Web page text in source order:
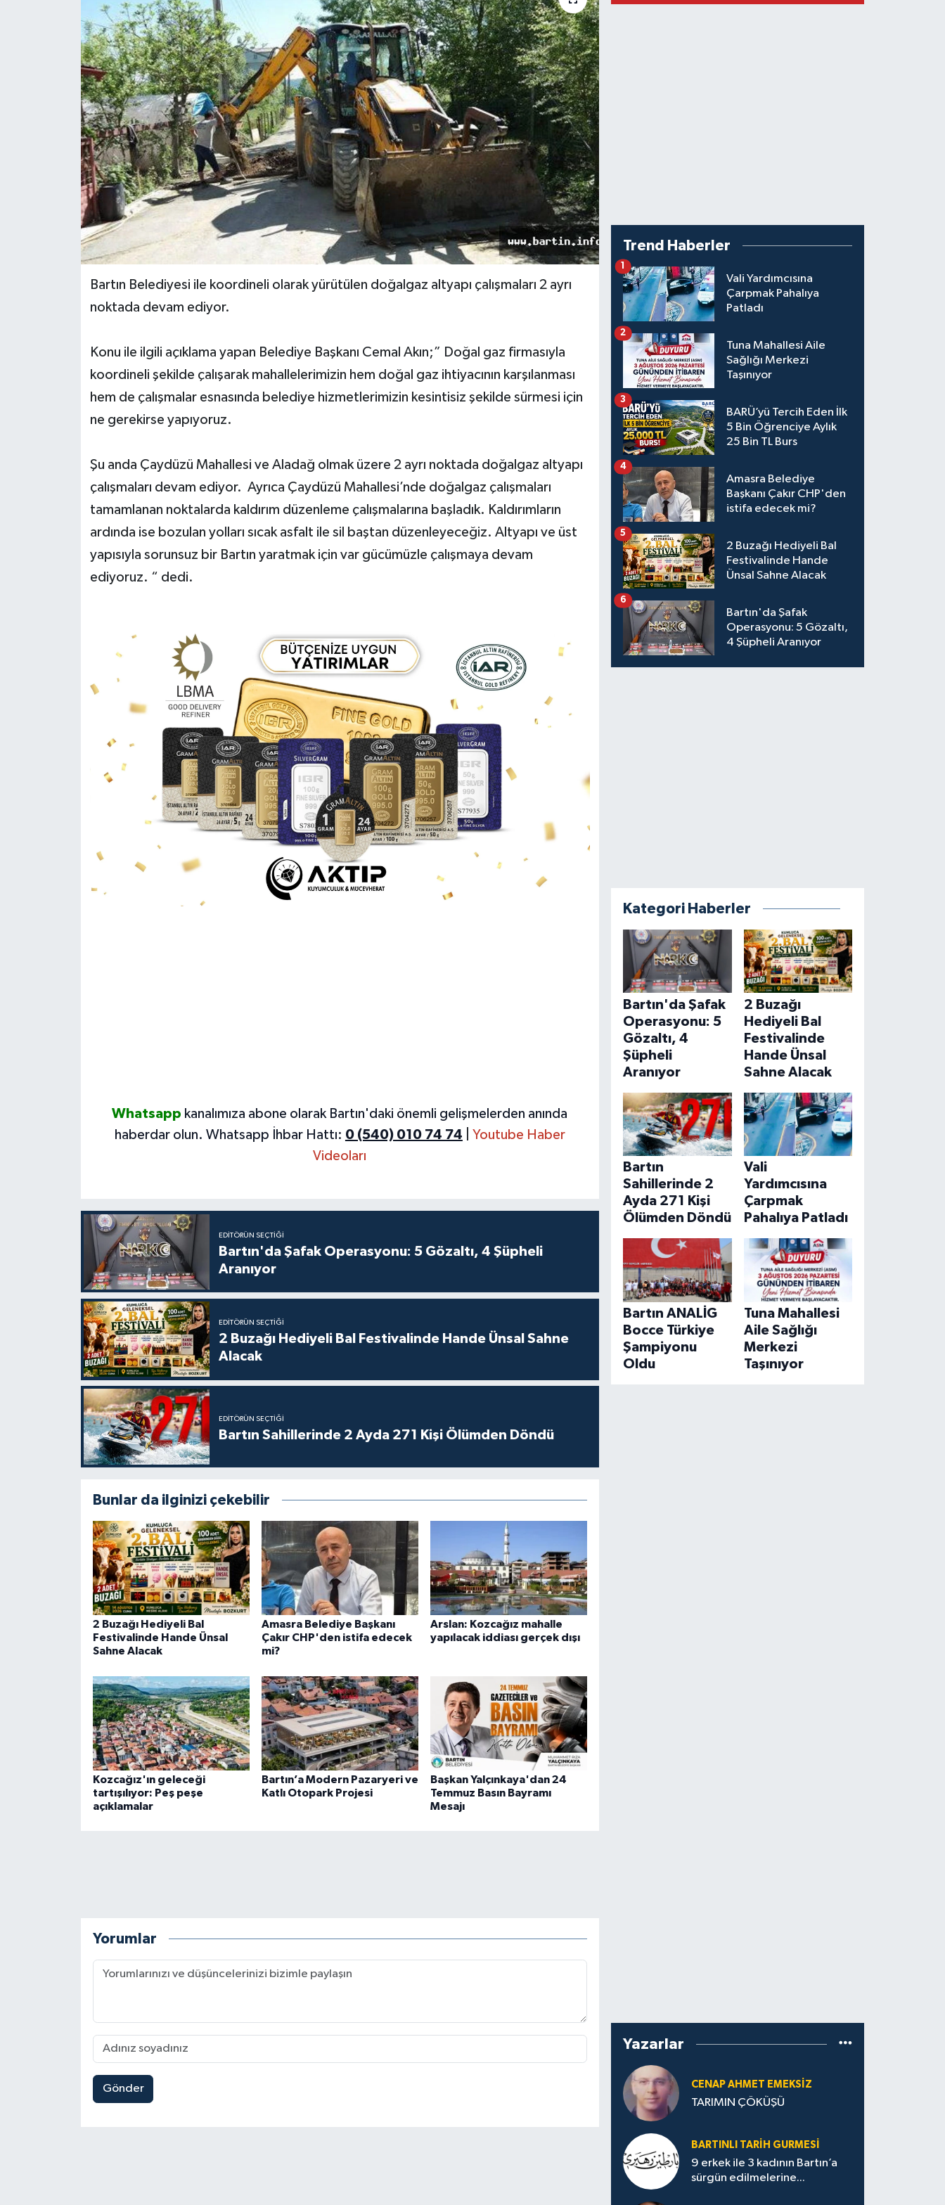
Bartın Belediyesi ile koordineli olarak yürütülen doğalgaz altyapı çalışmaları 2 ayrı
noktada devam ediyor.
Konu ile ilgili açıklama yapan Belediye Başkanı Cemal Akın;” Doğal gaz firmasıyla
koordineli şekilde çalışarak mahallelerimizin hem doğal gaz ihtiyacının karşılanması
hem de çalışmalar esnasında belediye hizmetlerimizin kesintisiz şekilde sürmesi için
ne gerekirse yapıyoruz.
Şu anda Çaydüzü Mahallesi ve Aladağ olmak üzere 2 ayrı noktada doğalgaz altyapı
çalışmaları devam ediyor. Ayrıca Çaydüzü Mahallesi’nde doğalgaz çalışmaları
tamamlanan noktalarda kaldırım düzenleme çalışmalarına başladık. Kaldırımların
ardında ise bozulan yolları sıcak asfalt ile sil baştan düzenleyeceğiz. Altyapı ve üst
yapısıyla sorunsuz bir Bartın yaratmak için var gücümüzle çalışmaya devam
ediyoruz. “ dedi.
Whatsapp kanalımıza abone olarak Bartın'daki önemli gelişmelerden anında
haberdar olun. Whatsapp İhbar Hattı: 0 (540) 010 74 74
Youtube Haber
Videoları
EDITÖRÜN SEÇTIĞI
Bartın'da Şafak Operasyonu: 5 Gözaltı, 4 Şüpheli
Aranıyor
EDITÖRÜN SEÇTIĞI
2 Buzağı Hediyeli Bal Festivalinde Hande Ünsal Sahne
Alacak
EDITÖRÜN SEÇTIĞI
Bartın Sahillerinde 2 Ayda 271 Kişi Ölümden Döndü
Bunlar da ilginizi çekebilir
2 Buzağı Hediyeli Bal
Festivalinde Hande Ünsal
Sahne Alacak
Amasra Belediye Başkanı
Çakır CHP'den istifa edecek
mi?
Arslan: Kozcağız mahalle
yapılacak iddiası gerçek dışı
Kozcağız'ın geleceği
tartışılıyor: Peş peşe
açıklamalar
Bartın’a Modern Pazaryeri ve
Katlı Otopark Projesi
Başkan Yalçınkaya'dan 24
Temmuz Basın Bayramı
Mesajı
Yorumlar
Gönder
Trend Haberler
Vali Yardımcısına
Çarpmak Pahalıya
Patladı
1
Tuna Mahallesi Aile
Sağlığı Merkezi
Taşınıyor
2
BARÜ’yü Tercih Eden İlk
5 Bin Öğrenciye Aylık
25 Bin TL Burs
3
Amasra Belediye
Başkanı Çakır CHP'den
istifa edecek mi?
4
2 Buzağı Hediyeli Bal
Festivalinde Hande
Ünsal Sahne Alacak
5
Bartın'da Şafak
Operasyonu: 5 Gözaltı,
4 Şüpheli Aranıyor
6
Kategori Haberler
Bartın'da Şafak
Operasyonu: 5
Gözaltı, 4
Şüpheli
Aranıyor
2 Buzağı
Hediyeli Bal
Festivalinde
Hande Ünsal
Sahne Alacak
Bartın
Sahillerinde 2
Ayda 271 Kişi
Ölümden Döndü
Vali
Yardımcısına
Çarpmak
Pahalıya Patladı
Bartın ANALİG
Bocce Türkiye
Şampiyonu
Oldu
Tuna Mahallesi
Aile Sağlığı
Merkezi
Taşınıyor
Yazarlar
CENAP AHMET EMEKSİZ
TARIMIN ÇÖKÜŞÜ
BARTINLI TARIH GURMESI
9 erkek ile 3 kadının Bartın’a
sürgün edilmelerine...
Sinema
Sivil Toplum
Siyaset
Yerel Yönetimler